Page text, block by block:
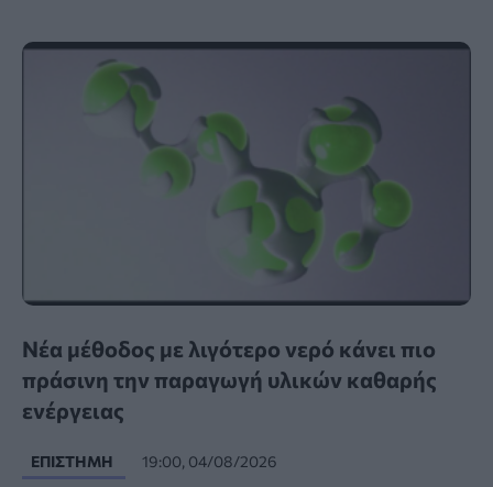
Νέα μέθοδος με λιγότερο νερό κάνει πιο
πράσινη την παραγωγή υλικών καθαρής
ενέργειας
ΕΠΙΣΤΉΜΗ 19:00, 04/08/2026